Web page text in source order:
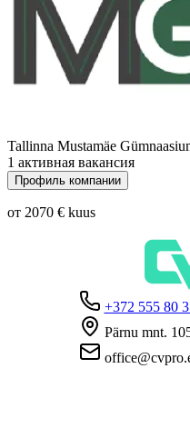
Tallinna Mustamäe
1 активная вакансия
Профиль компании
от 2070 € kuus
+372 555 80
Pärnu mnt.